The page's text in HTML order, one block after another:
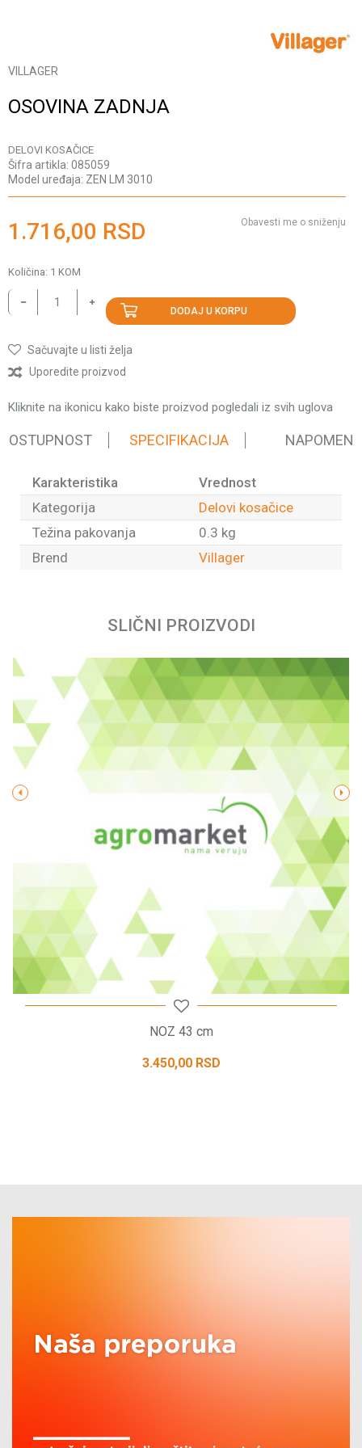
VILLAGER
OSOVINA ZADNJA
DELOVI KOSAČICE
Šifra artikla: 085059
Model uređaja: ZEN LM 3010
1.716,00 RSD Obavesti me o sniženju
Količina: 1 KOM
DODAJ U KORPU
Sačuvajte u listi želja
Uporedite proizvod
Kliknite na ikonicu kako biste proizvod pogledali iz svih uglova
SPECIFIKACIJA NAPOMENA
Karakteristika
Vrednost
Kategorija
Delovi kosačice
Težina pakovanja
0.3 kg
Brend
Villager
Poruka
SLIČNI PROIZVODI
NOZ 43 cm
3.450,00 RSD